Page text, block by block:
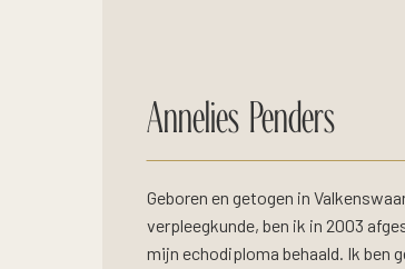
Geboren en getogen in
verpleegkunde, ben ik in 2003
mijn echodiploma behaald. Ik ben
Annelies Penders